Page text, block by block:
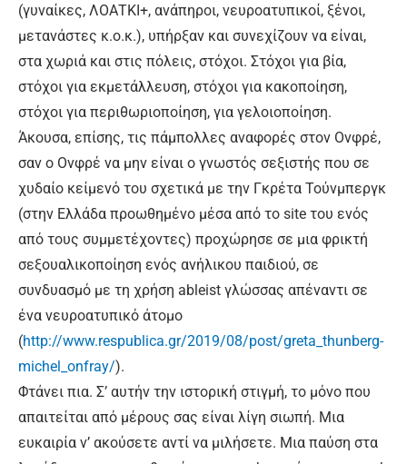
(γυναίκες, ΛΟΑΤΚΙ+, ανάπηροι, νευροατυπικοί, ξένοι,
μετανάστες κ.ο.κ.), υπήρξαν και συνεχίζουν να είναι,
στα χωριά και στις πόλεις, στόχοι. Στόχοι για βία,
στόχοι για εκμετάλλευση, στόχοι για κακοποίηση,
στόχοι για περιθωριοποίηση, για γελοιοποίηση.
Άκουσα, επίσης, τις πάμπολλες αναφορές στον Ονφρέ,
σαν ο Ονφρέ να μην είναι ο γνωστός σεξιστής που σε
χυδαίο κείμενό του σχετικά με την Γκρέτα Τούνμπεργκ
(στην Ελλάδα προωθημένο μέσα από το site του ενός
από τους συμμετέχοντες) προχώρησε σε μια φρικτή
σεξουαλικοποίηση ενός ανήλικου παιδιού, σε
συνδυασμό με τη χρήση ableist γλώσσας απέναντι σε
ένα νευροατυπικό άτομο
(http://www.respublica.gr/2019/08/post/greta_thunberg-
michel_onfray/).
Φτάνει πια. Σ’ αυτήν την ιστορική στιγμή, το μόνο που
απαιτείται από μέρους σας είναι λίγη σιωπή. Μια
ευκαιρία ν’ ακούσετε αντί να μιλήσετε. Μια παύση στα